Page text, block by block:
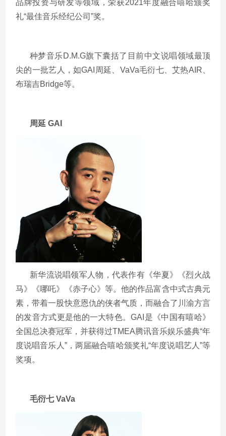
品牌投资与研发等领域，荣获2021年度融合嘻哈颁奖
礼“最佳音乐经纪公司”奖。
种梦音乐D.M.G旗下囊括了目前中文说唱领域最顶
尖的一批艺人，如GAI 周延、 VaVa毛衍七、艾热AIR
布瑞吉Bridge等。
周延 GAI
新华流说唱领军人物，代表作有《华夏》《烈火战
马》《哪吒》《赤子心》等。他的作品富含中式古典元
素，带着一股快意恩仇的侠者气质，而融合了川渝方言
的发音方式更是他的一大特色。GAI 是《中国有嘻哈》
全国总决赛冠军，并获得过TMEA腾讯音乐娱乐盛典“年
度说唱音乐人”，两届融合嘻哈颁奖礼“年度说唱艺人”等
奖项。
毛衍七 VaVa